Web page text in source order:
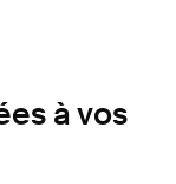
à vos